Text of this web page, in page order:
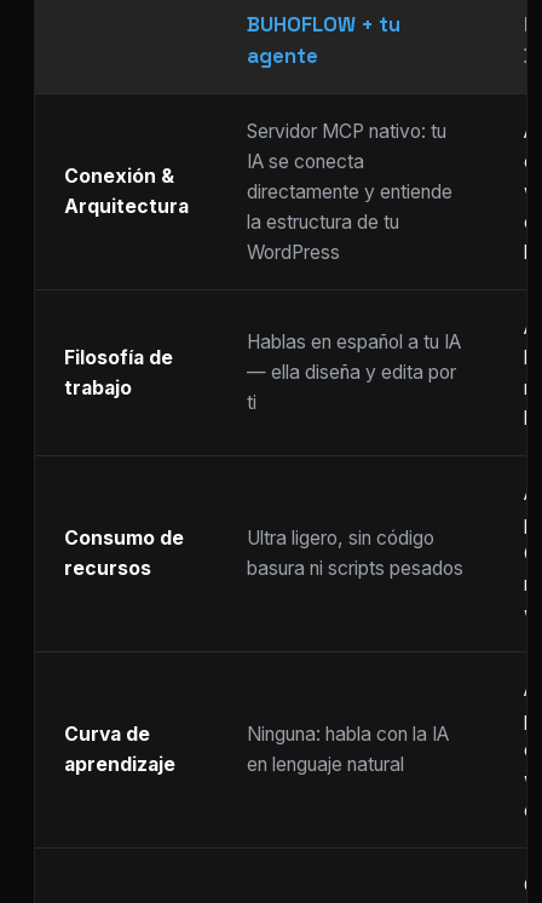
BUHOFLOW + tu
agente
Conexión &
Arquitectura
Servidor MCP nativo: tu
IA se conecta
directamente y entiende
la estructura de tu
WordPress
Filosofía de
trabajo
Hablas en español a tu IA
— ella diseña y edita por
ti
Consumo de
recursos
Ultra ligero, sin código
basura ni scripts pesados
Curva de
aprendizaje
Ninguna: habla con la IA
en lenguaje natural